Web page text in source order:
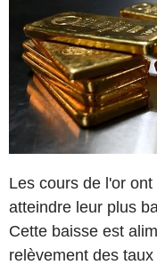
Les cours de l'or
atteindre leur plus
Cette baisse est
relèvement des